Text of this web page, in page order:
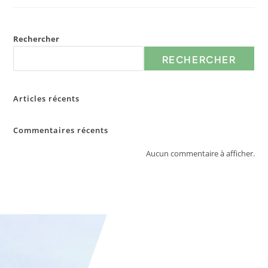
Rechercher
RECHERCHER
Articles récents
Commentaires récents
Aucun commentaire à afficher.